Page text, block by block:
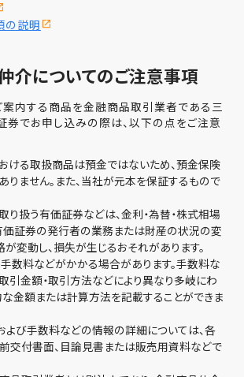
の説明
介についてのご注意事項
内する商品を金融商品取引業者である三
券でお申し込みの際は、以下の点をご注意
ける取扱商品は預金ではないため、預金保険
ません。また、当社が元本を保証するもので
扱う有価証券などは、金利・為替・株式相場
価証券の発行者の業務または財産の状況の変
変動し、損失が生じるおそれがあります。
数料などがかかる場合があります。手数料な
取引金額・取引方法などにより異なり多岐にわ
な金額または計算方法を記載することができま
よび手数料などの情報の詳細については、各
交付書面、目論見書または販売用資料などで